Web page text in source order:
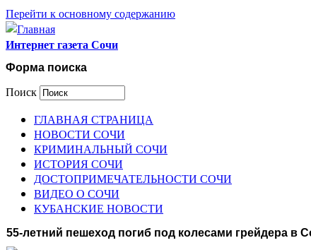
Перейти к основному содержанию
Интернет газета Сочи
Форма поиска
Поиск
ГЛАВНАЯ СТРАНИЦА
НОВОСТИ СОЧИ
КРИМИНАЛЬНЫЙ СОЧИ
ИСТОРИЯ СОЧИ
ДОСТОПРИМЕЧАТЕЛЬНОСТИ СОЧИ
ВИДЕО О СОЧИ
КУБАНСКИЕ НОВОСТИ
55-летний пешеход погиб под колесами грейдера в